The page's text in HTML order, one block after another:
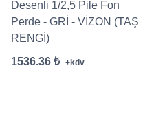
Desenli 1/2,5 Pile Fon
Perde - GRİ - VİZON (TAŞ
RENGİ)
1536.36 ₺ +kdv